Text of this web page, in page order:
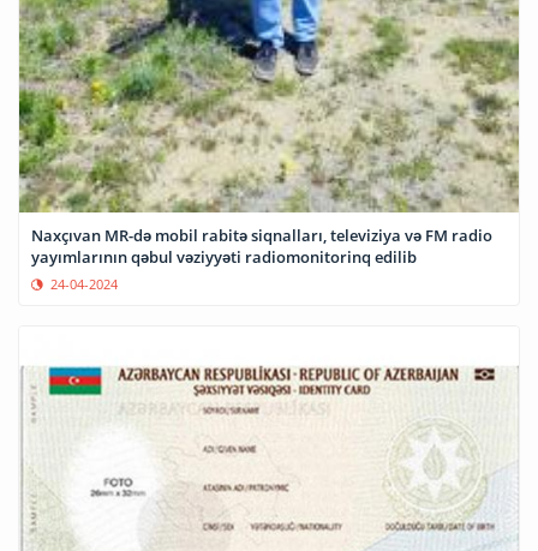
Naxçıvan MR-də mobil rabitə siqnalları, televiziya və FM radio
yayımlarının qəbul vəziyyəti radiomonitorinq edilib
24-04-2024